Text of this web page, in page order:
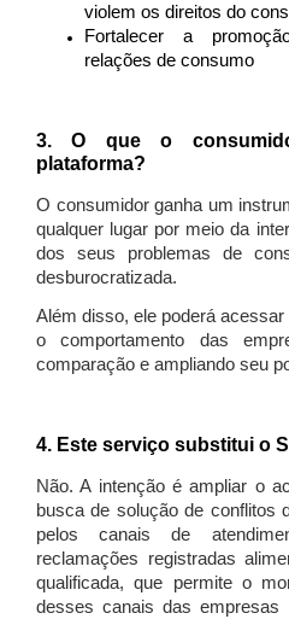
violem os direitos do
Fortalecer a
relações de consumo
3. O que o
plataforma?
O consumidor ganha um
qualquer lugar por meio da
dos seus problemas de
desburocratizada.
Além disso, ele poderá
o comportamento das
comparação e ampliando seu
4. Este serviço substitui o
Não. A intenção é ampliar o
busca de solução de conflitos
pelos canais de
reclamações registradas
qualificada, que permite o
desses canais das